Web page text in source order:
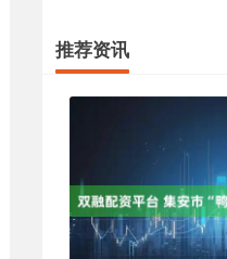
推荐资讯